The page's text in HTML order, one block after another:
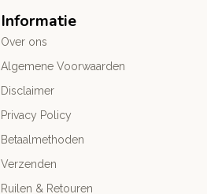
Informatie
Over ons
Algemene Voorwaarden
Disclaimer
Privacy Policy
Betaalmethoden
Verzenden
Ruilen & Retouren